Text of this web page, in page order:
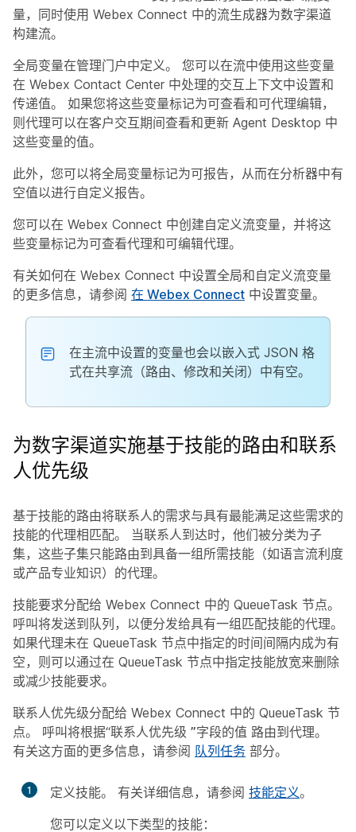
量，同时使用 Webex Connect 中的流生成器为数字渠道
构建流。
全局变量在管理门户中定义。 您可以在流中使用这些变量
在 Webex Contact Center 中处理的交互上下文中设置和
传递值。 如果您将这些变量标记为可查看和可代理编辑，
则代理可以在客户交互期间查看和更新 Agent Desktop 中
这些变量的值。
此外，您可以将全局变量标记为可报告，从而在分析器中有
空值以进行自定义报告。
您可以在 Webex Connect 中创建自定义流变量，并将这
些变量标记为可查看代理和可编辑代理。
有关如何在 Webex Connect 中设置全局和自定义流变量
的更多信息，请参阅 在 Webex Connect 中设置变量。
在主流中设置的变量也会以嵌入式 JSON 格
式在共享流（路由、修改和关闭）中有空。
为数字渠道实施基于技能的路由和联系
人优先级
基于技能的路由将联系人的需求与具有最能满足这些需求的
技能的代理相匹配。 当联系人到达时，他们被分类为子
集，这些子集只能路由到具备一组所需技能（如语言流利度
或产品专业知识）的代理。
技能要求分配给 Webex Connect 中的 QueueTask 节点。
呼叫将发送到队列，以便分发给具有一组匹配技能的代理。
如果代理未在 QueueTask 节点中指定的时间间隔内成为有
空，则可以通过在 QueueTask 节点中指定技能放宽来删除
或减少技能要求。
联系人优先级分配给 Webex Connect 中的 QueueTask 节
点。 呼叫将根据“联系人优先级 ”字段的值 路由到代理。
有关这方面的更多信息，请参阅 队列任务 部分。
1 定义技能。 有关详细信息，请参阅 技能定义。
您可以定义以下类型的技能：